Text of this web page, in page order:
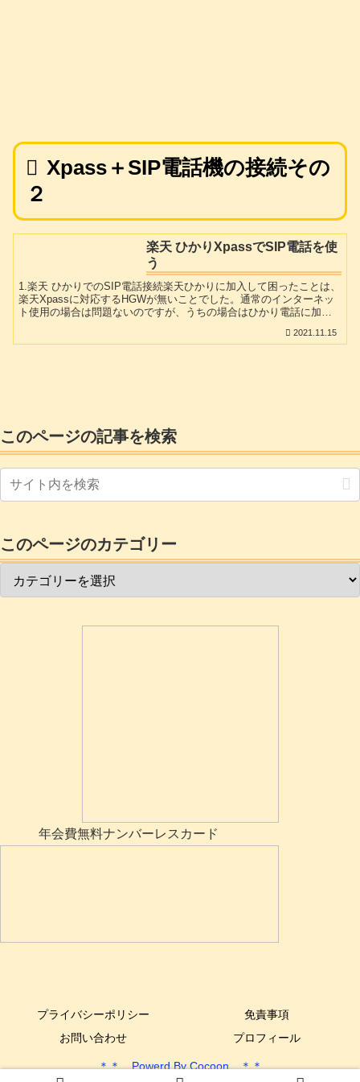
Xpass＋SIP電話機の接続その
２
楽天 ひかりXpassでSIP電話を使
う
1.楽天 ひかりでのSIP電話接続楽天ひかりに加入して困ったことは、
楽天Xpassに対応するHGWが無いことでした。通常のインターネッ
ト使用の場合は問題ないのですが、うちの場合はひかり電話に加入
です。SIP電話機だと下画像のようにNTTのHGW(PR-400MI)への登
2021.11.15
このページの記事を検索
このページのカテゴリー
年会費無料ナンバーレスカード
プライバシーポリシー
免責事項
お問い合わせ
プロフィール
＊＊ Powerd By Cocoon ＊＊